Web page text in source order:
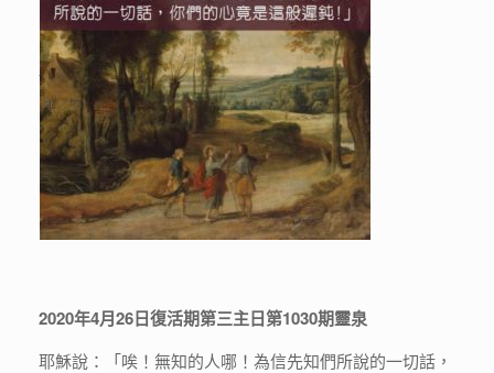
2020年4月26日復活期第三主日第1030期靈泉
耶穌說：「唉！無知的人哪！為信先知們所說的一切話，